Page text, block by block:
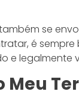
se
é
e legalmente
Meu